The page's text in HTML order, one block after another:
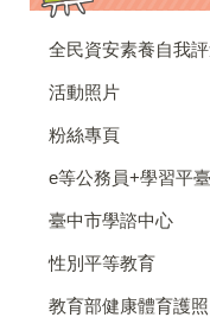
全民資安素養自我
活動照片
粉絲專頁
e等公務員+學習平臺
臺中市學諮中心
性別平等教育
教育部健康體育護照